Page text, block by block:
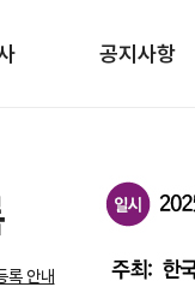
공지사항
록 안내